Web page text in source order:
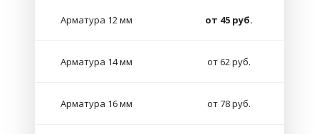
Арматура 12 мм от 45 руб.
Арматура 14 мм от 62 руб.
Арматура 16 мм от 78 руб.